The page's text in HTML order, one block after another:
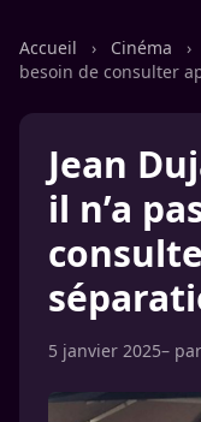
Accueil › Cinéma ›
besoin de consulter
Jean
il n’a
5 janvier 2025– par